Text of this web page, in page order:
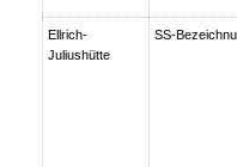
Ellrich-
Juliushütte
SS-